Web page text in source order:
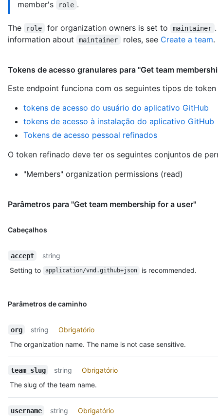
member's
role .
The role for organization owners is set to maintainer
information about
maintainer roles, see Create a team.
Tokens de acesso granulares para "Get team
Este endpoint funciona com os seguintes tipos de token
tokens de acesso do usuário do aplicativo GitHub
tokens de acesso à instalação do aplicativo GitHub
Tokens de acesso pessoal refinados
O token refinado deve ter os seguintes conjuntos de
"Members" organization permissions (read)
Parâmetros para "Get team membership for a user"
Cabeçalhos
accept
string
Setting to
application/vnd.github+json is recommended.
Parâmetros de caminho
org string
Obrigatório
The organization name. The name is not case sensitive.
team_slug string
Obrigatório
The slug of the team name.
username string Obrigatório